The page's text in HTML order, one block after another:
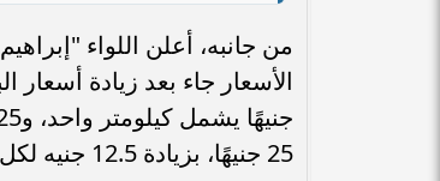
من جانبه، أعلن اللواء
25 جنيهًا، بزيادة 12.5 جنيه لكل ساعة إضافية.